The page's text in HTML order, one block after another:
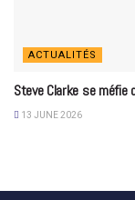
ACTUALITÉS
Steve Clarke se méfie
13 JUNE 2026